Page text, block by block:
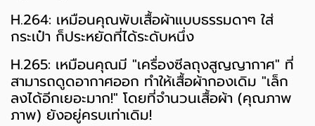
H.264: เหมือนคุณพับเสื้อผ้าแบบธรรมดาๆ ใส่
กระเป๋า ก็ประหยัดที่ได้ระดับหนึ่ง
H.265: เหมือนคุณมี "เครื่องซีลถุงสูญญากาศ" ที่
สามารถดูดอากาศออก ทำให้เสื้อผ้ากองเดิม "เล็ก
ลงได้อีกเยอะมาก!" โดยที่จำนวนเสื้อผ้า (คุณภาพ
ภาพ) ยังอยู่ครบเท่าเดิม!